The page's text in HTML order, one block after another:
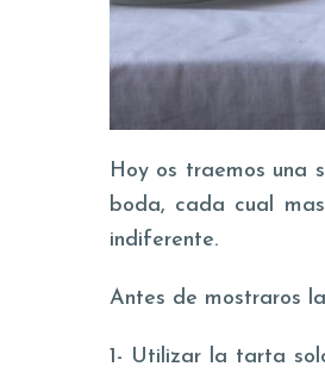
Hoy os traemos una
boda, cada cual
indiferente.
Antes de mostraros
1- Utilizar la tarta